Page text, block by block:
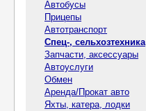
Автобусы
Прицепы
Автотранспорт
Спец-, cельхозтехника
Запчасти, аксессуары
Автоуслуги
Обмен
Аренда/Прокат авто
Яхты, катера, лодки